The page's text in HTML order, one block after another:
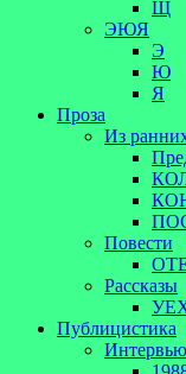
Щ
ЭЮЯ
Э
Ю
Я
Проза
Из
Повести
Рассказы
Публицистика
Интервью